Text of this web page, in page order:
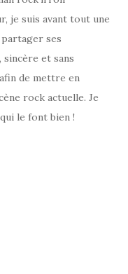
je suis avant tout une
ses
et sans
de mettre en
rock actuelle. Je
le font bien !